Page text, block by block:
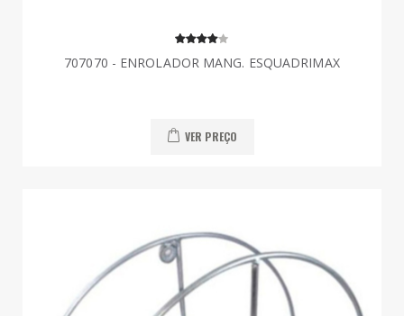
707070 - ENROLADOR MANG. ESQUADRIMAX
VER PREÇO